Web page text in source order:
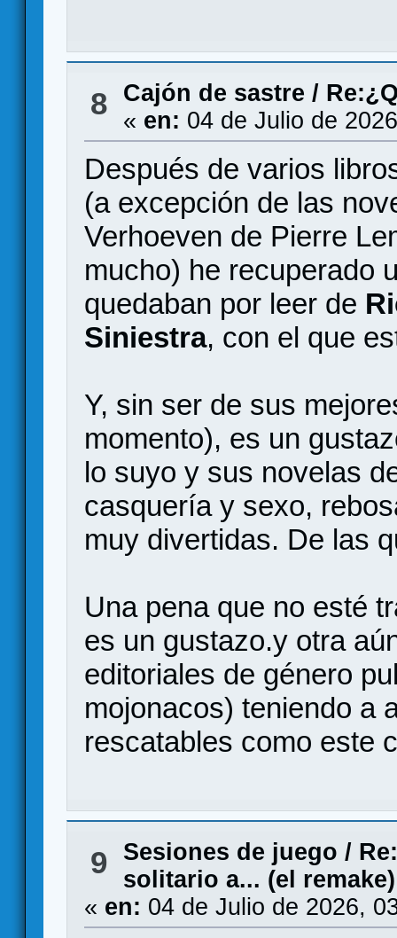
8 Cajón de sastre /
« en: 04 de Julio de
Después de varios
(a excepción de las
Verhoeven de Pierre
mucho) he recuperado
quedaban por leer de
Siniestra, con el que
Y, sin ser de sus
momento), es un
lo suyo y sus novelas
casquería y sexo,
muy divertidas. De las
Una pena que no esté
es un gustazo.y otra
editoriales de género
mojonacos) teniendo a
rescatables como este
9 Sesiones de juego /
solitario a... (el remake)
« en: 04 de Julio de 2026,